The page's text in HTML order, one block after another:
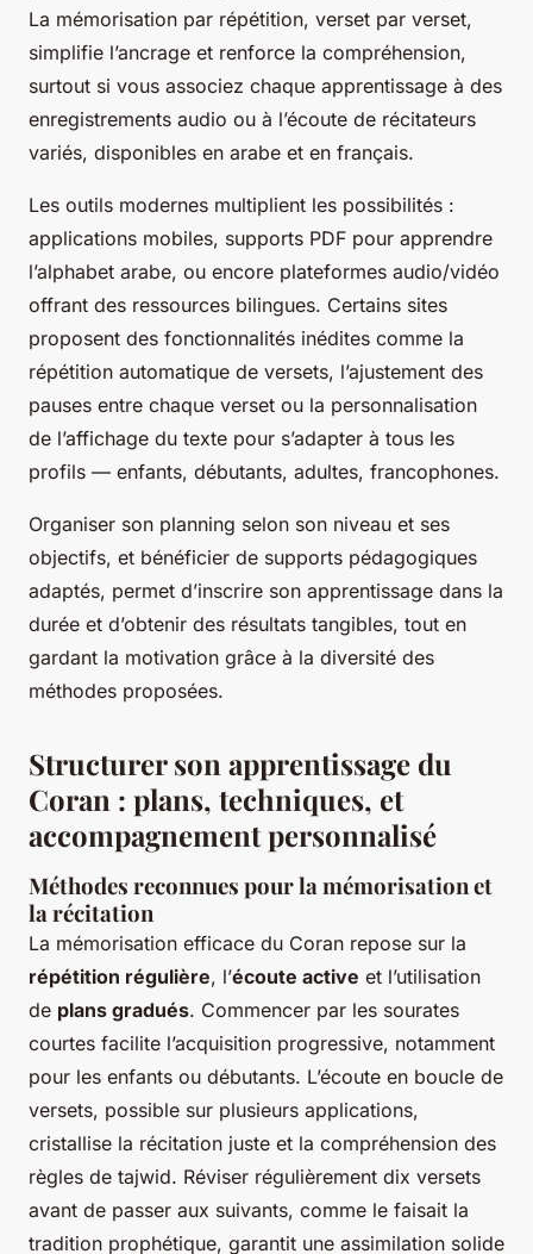
La mémorisation par répétition, verset par verset,
simplifie l’ancrage et renforce la compréhension,
surtout si vous associez chaque apprentissage à des
enregistrements audio ou à l’écoute de récitateurs
variés, disponibles en arabe et en français.
Les outils modernes multiplient les possibilités :
applications mobiles, supports PDF pour apprendre
l’alphabet arabe, ou encore plateformes audio/vidéo
offrant des ressources bilingues. Certains sites
proposent des fonctionnalités inédites comme la
répétition automatique de versets, l’ajustement des
pauses entre chaque verset ou la personnalisation
de l’affichage du texte pour s’adapter à tous les
profils — enfants, débutants, adultes, francophones.
Organiser son planning selon son niveau et ses
objectifs, et bénéficier de supports pédagogiques
adaptés, permet d’inscrire son apprentissage dans la
durée et d’obtenir des résultats tangibles, tout en
gardant la motivation grâce à la diversité des
méthodes proposées.
Structurer son apprentissage du
Coran : plans, techniques, et
accompagnement personnalisé
Méthodes reconnues pour la mémorisation et
la récitation
La mémorisation efficace du Coran repose sur la
répétition régulière, l’écoute active et l’utilisation
de plans gradués. Commencer par les sourates
courtes facilite l’acquisition progressive, notamment
pour les enfants ou débutants. L’écoute en boucle de
versets, possible sur plusieurs applications,
cristallise la récitation juste et la compréhension des
règles de tajwid. Réviser régulièrement dix versets
avant de passer aux suivants, comme le faisait la
tradition prophétique, garantit une assimilation solide